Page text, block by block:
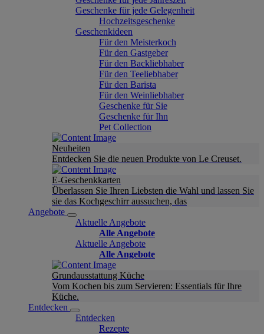
Geschenke für jede Gelegenheit
Hochzeitsgeschenke
Geschenkideen
Für den Meisterkoch
Für den Gastgeber
Für den Backliebhaber
Für den Teeliebhaber
Für den Barista
Für den Weinliebhaber
Geschenke für Sie
Geschenke für Ihn
Pet Collection
Neuheiten
Entdecken Sie die neuen Produkte von Le Creuset.
E-Geschenkkarten
Überlassen Sie Ihren Liebsten die Wahl und lassen Sie
sie das Kochgeschirr aussuchen, das
Angebote
Aktuelle Angebote
Alle Angebote
Aktuelle Angebote
Alle Angebote
Grundausstattung Küche
Vom Kochen bis zum Servieren: Essentials für Ihre
Küche.
Entdecken
Entdecken
Rezepte